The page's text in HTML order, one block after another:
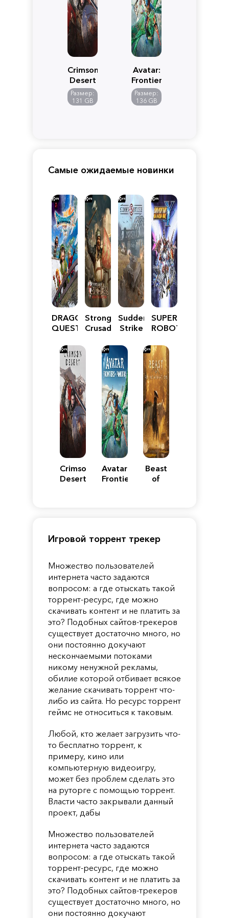
Crimson
Desert
Размер:
131 GB
Avatar:
Frontiers
of
Pandora
Размер:
136 GB
Самые ожидаемые новинки
DRAGON
QUEST
Reimagined
Stronghold
Crusader:
Edition
Sudden
Strike
SUPER
ROBOT
Y
Crimson
Desert
Avatar:
Frontiers
Beast
of
Игровой торрент трекер
Множество пользователей
интернета часто задаются
вопросом: а где отыскать такой
торрент-ресурс, где можно
скачивать контент и не платить за
это? Подобных сайтов-трекеров
существует достаточно много, но
они постоянно докучают
нескончаемыми потоками
никому ненужной рекламы,
обилие которой отбивает всякое
желание скачивать торрент что-
либо из сайта. Но ресурс торрент
геймс не относиться к таковым.
Любой, кто желает загрузить что-
то бесплатно торрент, к
примеру, кино или
компьютерную видеоигру,
может без проблем сделать это
на руторге с помощью торрент.
Власти часто закрывали данный
проект, дабы
Множество пользователей
интернета часто задаются
вопросом: а где отыскать такой
торрент-ресурс, где можно
скачивать контент и не платить за
это? Подобных сайтов-трекеров
существует достаточно много, но
они постоянно докучают